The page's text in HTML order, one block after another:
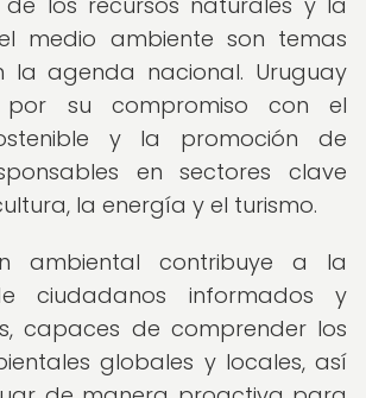
medio ambiente son temas
la agenda nacional. Uruguay
su compromiso con el
y la promoción de
en sectores clave
la energía y el turismo.
ambiental contribuye a la
ciudadanos informados y
capaces de comprender los
globales y locales, así